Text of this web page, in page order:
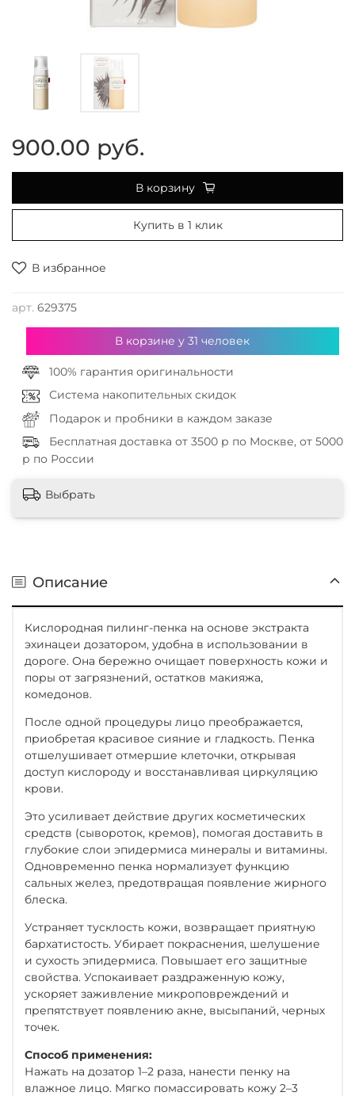
В избранное
арт. 629375
900.00 руб.
В корзину
Купить в 1 клик
В корзине у31 человек
100% гарантия оригинальности
Система накопительных скидок
Подарок и пробники в каждом заказе
Бесплатная доставка от 3500 р по Москве, от 5000
р по России
Выбрать
Описание
Кислородная пилинг-пенка на основе экстракта
эхинацеи дозатором, удобна в использовании в
дороге. Она бережно очищает поверхность кожи и
поры от загрязнений, остатков макияжа,
комедонов.
После одной процедуры лицо преображается,
приобретая красивое сияние и гладкость. Пенка
отшелушивает отмершие клеточки, открывая
доступ кислороду и восстанавливая циркуляцию
крови.
Это усиливает действие других косметических
средств (сывороток, кремов), помогая доставить в
глубокие слои эпидермиса минералы и витамины.
Одновременно пенка нормализует функцию
сальных желез, предотвращая появление жирного
блеска.
Устраняет тусклость кожи, возвращает приятную
бархатистость. Убирает покраснения, шелушение
и сухость эпидермиса. Повышает его защитные
свойства. Успокаивает раздраженную кожу,
ускоряет заживление микроповреждений и
препятствует появлению акне, высыпаний, черных
точек.
Способ применения:
Нажать на дозатор 1–2 раза, нанести пенку на
влажное лицо. Мягко помассировать кожу 2–3